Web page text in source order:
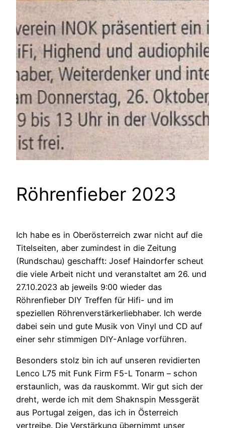
Röhrenfieber 2023
Ich habe es in Oberösterreich zwar nicht auf die
Titelseiten, aber zumindest in die Zeitung
(Rundschau) geschafft: Josef Haindorfer scheut
die viele Arbeit nicht und veranstaltet am 26. und
27.10.2023 ab jeweils 9:00 wieder das
Röhrenfieber DIY Treffen für Hifi- und im
speziellen Röhrenverstärkerliebhaber. Ich werde
dabei sein und gute Musik von Vinyl und CD auf
einer sehr stimmigen DIY-Anlage vorführen.
Besonders stolz bin ich auf unseren revidierten
Lenco L75 mit Funk Firm F5-L Tonarm – schon
erstaunlich, was da rauskommt. Wir gut sich der
dreht, werde ich mit dem Shaknspin Messgerät
aus Portugal zeigen, das ich in Österreich
vertreibe. Die Verstärkung übernimmt unser